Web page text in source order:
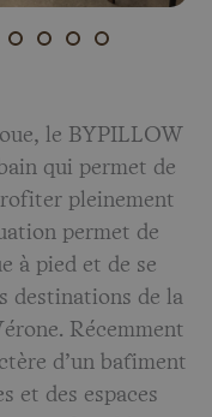
le BYPILLOW
qui permet de
pleinement
permet de
à pied et de se
destinations de la
Récemment
d’un bâtiment
et des espaces